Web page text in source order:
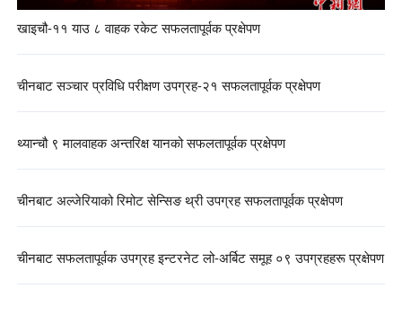
खाइचौ-११ याउ ८ वाहक रकेट सफलतापूर्वक प्रक्षेपण
चीनबाट सञ्चार प्रविधि परीक्षण उपग्रह-२१ सफलतापूर्वक प्रक्षेपण
थ्यान्चौ ९ मालवाहक अन्तरिक्ष यानको सफलतापूर्वक प्रक्षेपण
चीनबाट अल्जेरियाको रिमोट सेन्सिङ थ्री उपग्रह सफलतापूर्वक प्रक्षेपण
चीनबाट सफलतापूर्वक उपग्रह इन्टरनेट लो-अर्बिट समूह ०९ उपग्रहहरू प्रक्षेपण